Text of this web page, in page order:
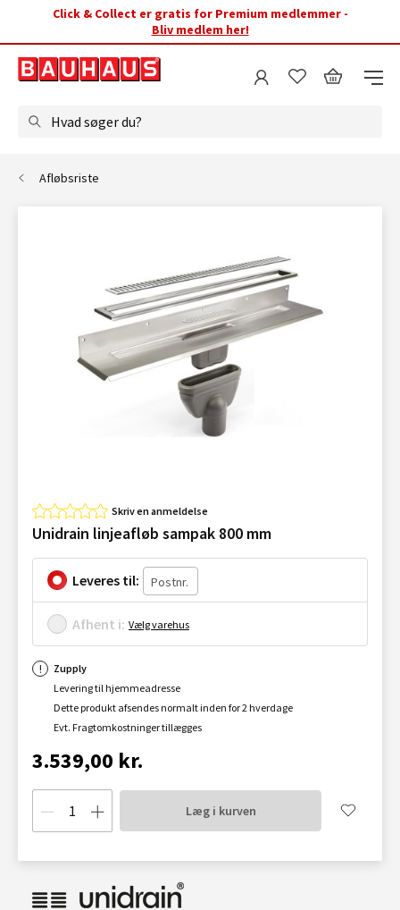
Click & Collect er gratis for Premium medlemmer -
Bliv medlem her!
Hvad søger du?
Afløbsriste
Skriv en anmeldelse
Unidrain linjeafløb sampak 800 mm
Leveres til:
Afhent i: Vælg varehus
Zupply
Levering til hjemmeadresse
Dette produkt afsendes normalt inden for 2 hverdage
Evt. Fragtomkostninger tillægges
3.539,00 kr.
Læg i kurven